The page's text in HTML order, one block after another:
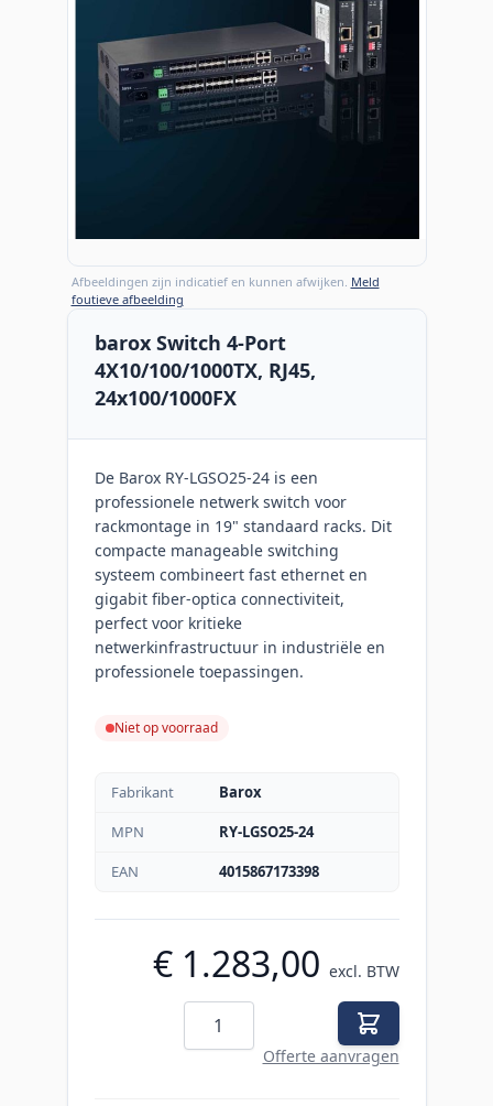
Afbeeldingen zijn indicatief en kunnen afwijken. Meld
foutieve afbeelding
barox Switch 4-Port
4X10/100/1000TX, RJ45,
24x100/1000FX
De Barox RY-LGSO25-24 is een
professionele netwerk switch voor
rackmontage in 19" standaard racks. Dit
compacte manageable switching
systeem combineert fast ethernet en
gigabit fiber-optica connectiviteit,
perfect voor kritieke
netwerkinfrastructuur in industriële en
professionele toepassingen.
Niet op voorraad
Fabrikant
Barox
MPN
RY-LGSO25-24
EAN
4015867173398
€ 1.283,00 excl. BTW
Aantal
Offerte aanvragen